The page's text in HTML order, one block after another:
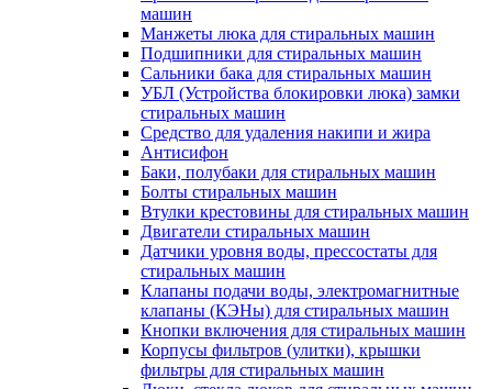
машин
Манжеты люка для стиральных машин
Подшипники для стиральных машин
Сальники бака для стиральных машин
УБЛ (Устройства блокировки люка) замки
стиральных машин
Средство для удаления накипи и жира
Антисифон
Баки, полубаки для стиральных машин
Болты стиральных машин
Втулки крестовины для стиральных машин
Двигатели стиральных машин
Датчики уровня воды, прессостаты для
стиральных машин
Клапаны подачи воды, электромагнитные
клапаны (КЭНы) для стиральных машин
Кнопки включения для стиральных машин
Корпусы фильтров (улитки), крышки
фильтры для стиральных машин